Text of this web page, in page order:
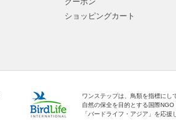
ショッピングカート
ワンステップは、鳥類を指標にし
自然の保全を目的とする国際NGO
「バードライフ・アジア」を応援